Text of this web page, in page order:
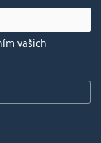
vašich